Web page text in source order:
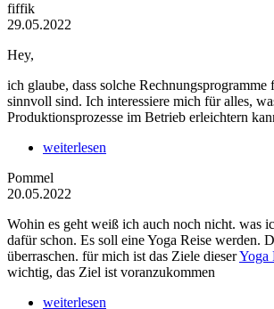
fiffik
29.05.2022
Hey,
ich glaube, dass solche
sinnvoll sind. Ich interessiere mich für alles,
Produktionsprozesse im Betrieb erleichtern
weiterlesen
Pommel
20.05.2022
Wohin es geht weiß ich auch noch nicht. was
dafür schon. Es soll eine Yoga Reise werden.
überraschen. für mich ist das Ziele dieserYoga
wichtig, das Ziel ist voranzukommen
weiterlesen